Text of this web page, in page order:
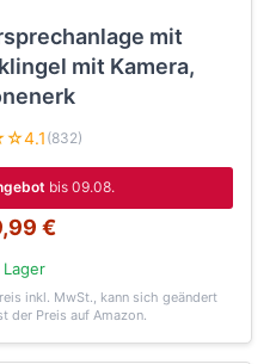
mit
mit Kamera,
4.1 (832)
bis 09.08.
€
inkl. MwSt., kann sich geändert
der Preis auf Amazon.